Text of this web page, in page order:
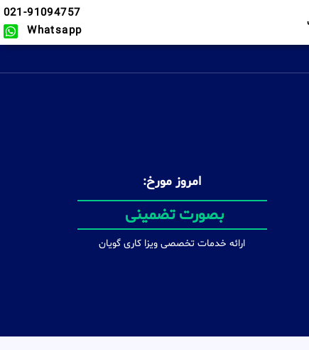
021-91094757
Whatsapp
امروز مورخ:
در سریع ترین زمان ممکن
ارائه خدمات تخصصی ویزا کاری گویان